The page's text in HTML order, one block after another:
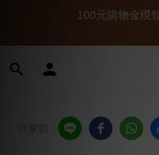
100元購物金現領